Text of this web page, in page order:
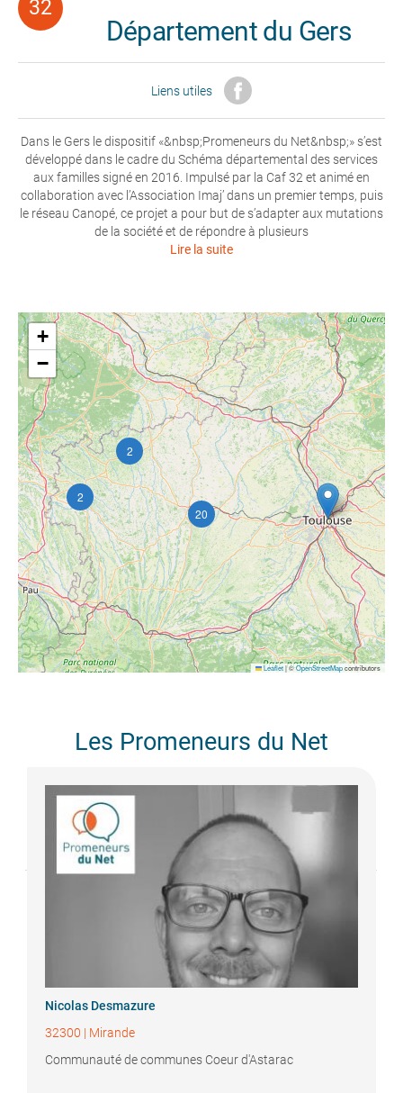
Département du Gers
Liens utiles
Dans le Gers le dispositif «&nbsp;Promeneurs du Net&nbsp;» s’est
développé dans le cadre du Schéma départemental des services
aux familles signé en 2016. Impulsé par la Caf 32 et animé en
collaboration avec l’Association Imaj’ dans un premier temps, puis
le réseau Canopé, ce projet a pour but de s’adapter aux mutations
de la société et de répondre à plusieurs
Lire la suite
2
2
20
+
−
Leaflet|©OpenStreetMapcontributors
Les Promeneurs du Net
Nicolas Desmazure
32300 | Mirande
Communauté de communes Coeur d'Astarac